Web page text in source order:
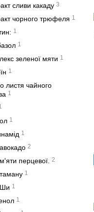
сливи какаду 3
чорного трюфеля 1
1
1
зеленої мяти 1
1
листя чайного
1
1
1
2
перцевої. 2
1
1
1